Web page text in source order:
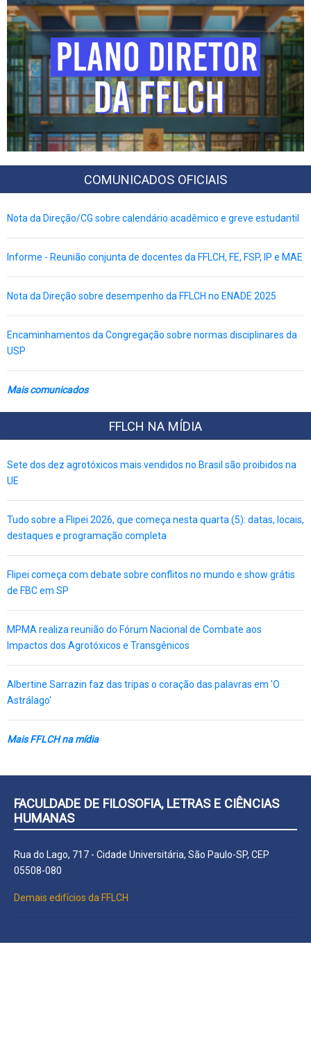
COMUNICADOS OFICIAIS
Nota da Direção/CG sobre calendário acadêmico e greve estudantil
Informe - Reunião conjunta de docentes da FFLCH, FE, FSP, IP e MAE
Nota da Direção sobre desempenho da FFLCH no ENADE 2025
Encaminhamentos da Congregação sobre normas disciplinares da
USP
Mais comunicados
FFLCH NA MÍDIA
Sete dos dez agrotóxicos mais vendidos no Brasil são proibidos na
UE
Tudo sobre a Flipei 2026, que começa nesta quarta (5): datas, locais,
destaques e programação completa
Flipei começa com debate sobre conflitos no mundo e show grátis
de FBC em SP
MPMA realiza reunião do Fórum Nacional de Combate aos
Impactos dos Agrotóxicos e Transgênicos
Albertine Sarrazin faz das tripas o coração das palavras em 'O
Astrálago'
Mais FFLCH na mídia
FACULDADE DE FILOSOFIA, LETRAS E CIÊNCIAS
HUMANAS
Rua do Lago, 717 - Cidade Universitária, São Paulo-SP, CEP
05508-080
Demais edifícios da FFLCH